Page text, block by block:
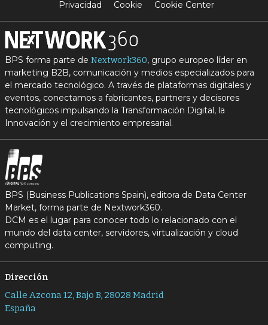
Privacidad
Cookie Cookie Center
BPS forma parte de Nextwork360, grupo europeo líder en
marketing B2B, comunicación y medios especializados para
el mercado tecnológico. A través de plataformas digitales y
eventos, conectamos a fabricantes, partners y decisores
tecnológicos impulsando la Transformación Digital, la
Innovación y el crecimiento empresarial.
BPS (Business Publications Spain), editora de Data Center
Market, forma parte de Nextwork360.
DCM es el lugar para conocer todo lo relacionado con el
mundo del data center, servidores, virtualización y cloud
computing.
Dirección
Calle Azcona 12, Bajo B, 28028 Madrid
España